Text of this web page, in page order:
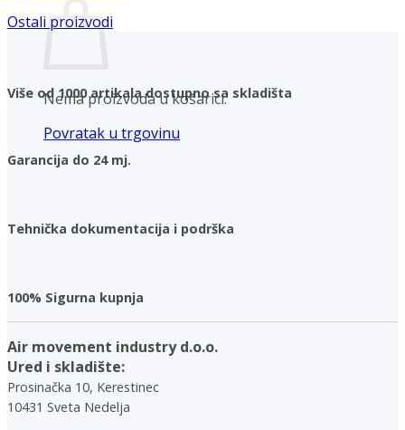
Nema proizvoda u košarici.
Povratak u trgovinu
Ostali proizvodi
Više od 1000 artikala dostupno sa skladišta
Garancija do 24 mj.
Tehnička dokumentacija i podrška
100% Sigurna kupnja
Air movement industry d.o.o.
Ured i skladište:
Prosinačka 10, Kerestinec
10431 Sveta Nedelja